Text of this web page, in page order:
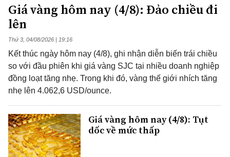
Giá vàng hôm nay (4/8): Đảo chiều đi
lên
Thứ 3, 04/08/2026 | 19:16
Kết thúc ngày hôm nay (4/8), ghi nhận diễn biến trái chiều
so với đầu phiên khi giá vàng SJC tại nhiều doanh nghiệp
đồng loạt tăng nhẹ. Trong khi đó, vàng thế giới nhích tăng
nhẹ lên 4.062,6 USD/ounce.
Giá vàng hôm nay (4/8): Tụt
dốc về mức thấp